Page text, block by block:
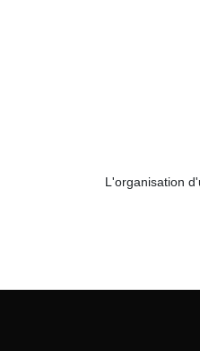
L'organisation